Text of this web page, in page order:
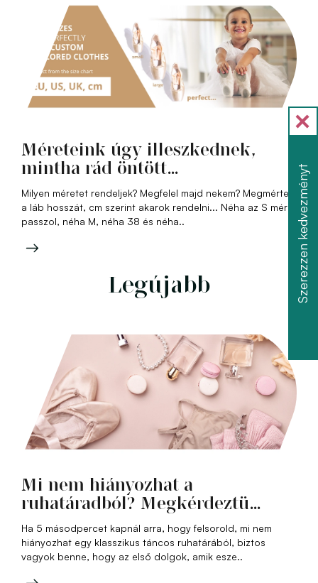
Méreteink úgy illeszkednek,
mintha rád öntött...
Milyen méretet rendeljek? Megfelel majd nekem? Megmértem
a láb hosszát, cm szerint akarok rendelni... Néha az S méret
passzol, néha M, néha 38 és néha..
Legújabb
Mi nem hiányozhat a
ruhatáradból? Megkérdeztü...
Ha 5 másodpercet kapnál arra, hogy felsorold, mi nem
hiányozhat egy klasszikus táncos ruhatárából, biztos
vagyok benne, hogy az első dolgok, amik esze..
Szerezzen kedvezményt